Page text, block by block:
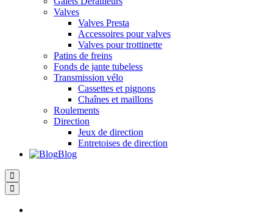
Valves
Valves Presta
Accessoires pour valves
Valves pour trottinette
Patins de freins
Fonds de jante tubeless
Transmission vélo
Cassettes et pignons
Chaînes et maillons
Roulements
Direction
Jeux de direction
Entretoises de direction
Blog